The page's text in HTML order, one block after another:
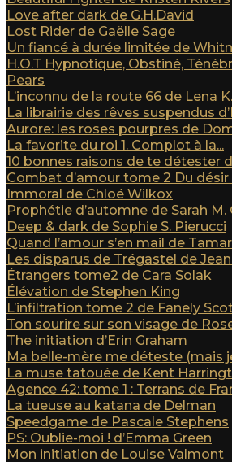
Love after dark de G.H.David
Lost Rider de Gaëlle Sage
Un fiancé à durée limitée de
H.O.T Hypnotique, Obstiné,
Pears
L’inconnu de la route 66 de Lena
La librairie des rêves suspendus
Aurore: les roses pourpres de
La favorite du roi 1. Complot à la...
10 bonnes raisons de te détester
Combat d’amour tome 2 Du désir
Immoral de Chloé Wilkox
Prophétie d’automne de Sarah M.
Deep & dark de Sophie S. Pierucci
Quand l’amour s’en mail de
Les disparus de Trégastel de
Étrangers tome2 de Cara Solak
Élévation de Stephen King
L’infiltration tome 2 de Fanely
Ton sourire sur son visage de
The initiation d’Erin Graham
Ma belle-mère me déteste (mais
La muse tatouée de Kent
Agence 42: tome 1 : Terrans de
La tueuse au katana de Delman
Speedgame de Pascale Stephens
PS: Oublie-moi ! d’Emma Green
Mon initiation de Louise Valmont